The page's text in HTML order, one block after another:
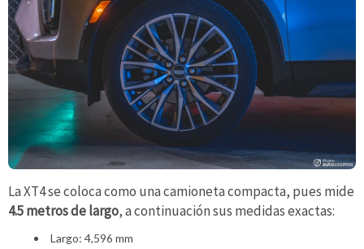
La XT4 se coloca como una camioneta compacta, pues mide
4.5 metros de largo, a continuación sus medidas exactas:
Largo: 4,596 mm